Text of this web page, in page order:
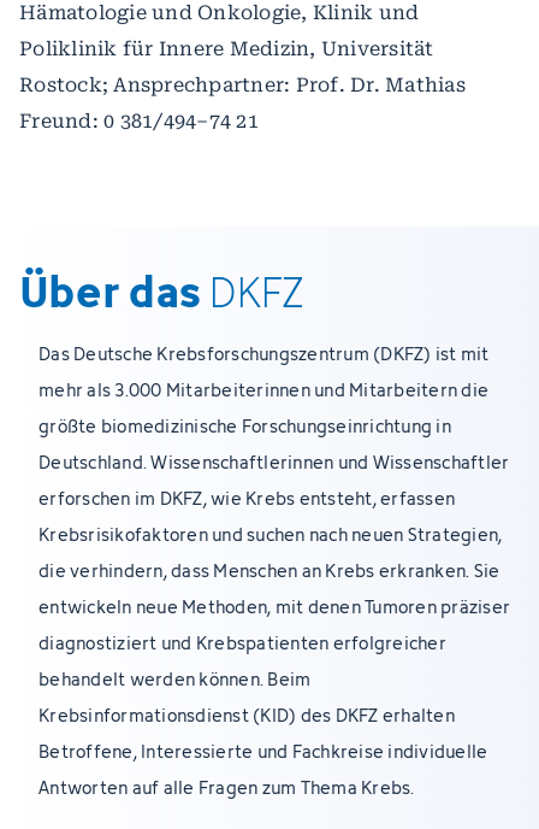
Hämatologie und Onkologie, Klinik und
Poliklinik für Innere Medizin, Universität
Rostock; Ansprechpartner: Prof. Dr. Mathias
Freund: 0 381/494–74 21
Über das DKFZ
Das Deutsche Krebsforschungszentrum (DKFZ) ist mit
mehr als 3.000 Mitarbeiterinnen und Mitarbeitern die
größte biomedizinische Forschungseinrichtung in
Deutschland. Wissenschaftlerinnen und Wissenschaftler
erforschen im DKFZ, wie Krebs entsteht, erfassen
Krebsrisikofaktoren und suchen nach neuen Strategien,
die verhindern, dass Menschen an Krebs erkranken. Sie
entwickeln neue Methoden, mit denen Tumoren präziser
diagnostiziert und Krebspatienten erfolgreicher
behandelt werden können. Beim
Krebsinformationsdienst (KID) des DKFZ erhalten
Betroffene, Interessierte und Fachkreise individuelle
Antworten auf alle Fragen zum Thema Krebs.